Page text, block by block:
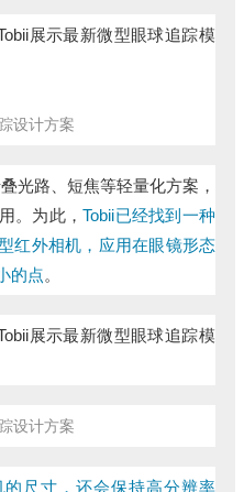
设计方案
光路、短焦等轻量化方案，
。为此，Tobii已经找到一种
红外相机，应用在眼镜形态
的点。
设计方案
的尺寸，还会保持高分辨率